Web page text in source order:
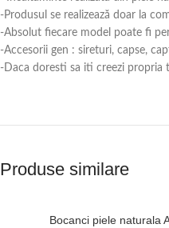
-Produsul se realizează doar la
-Absolut fiecare model poate fi
-Accesorii gen : sireturi, capse,
-Daca doresti sa iti creezi propria
Produse similare
Bocanci piele naturala